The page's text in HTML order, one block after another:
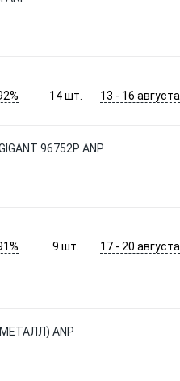
14шт. 13 - 16 августа
96752P ANP
9 шт. 17 - 20 августа
ANP